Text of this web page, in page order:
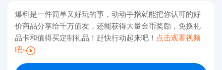
爆料是一件简单又好玩的事，动动手指就能把你认可的好
价商品分享给千万值友，还能获得大量金币奖励，免换礼
品卡和值得买定制礼品！赶快行动起来吧！ 点击观看视频
吧~